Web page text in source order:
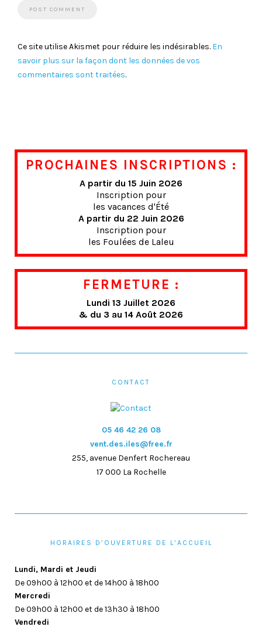
Ce site utilise Akismet pour réduire les indésirables. En
savoir plus sur la façon dont les données de vos
commentaires sont traitées.
PROCHAINES INSCRIPTIONS :
A partir du 15 Juin 2026
Inscription pour
les vacances d'Été
A partir du 22 Juin 2026
Inscription pour
les Foulées de Laleu
FERMETURE :
Lundi 13 Juillet 2026
& du 3 au 14 Août 2026
CONTACT
05 46 42 26 08
vent.des.iles@free.fr
255, avenue Denfert Rochereau
17 000 La Rochelle
HORAIRES D’OUVERTURE DE L’ACCUEIL
Lundi, Mardi et Jeudi
De 09h00 à 12h00 et de 14h00 à 18h00
Mercredi
De 09h00 à 12h00 et de 13h30 à 18h00
Vendredi